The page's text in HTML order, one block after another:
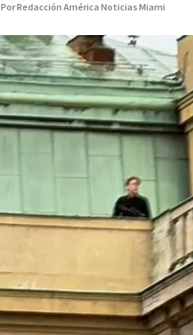
PorRedacción América Noticias Miami